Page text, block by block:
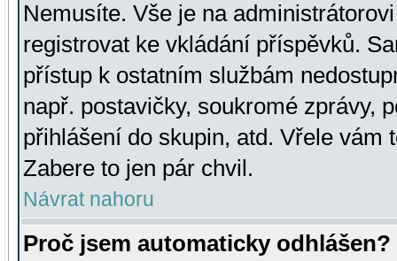
Nemusíte. Vše je na
registrovat ke vkládání příspěvků.
přístup k ostatním službám
např. postavičky, soukromé zprávy,
přihlášení do skupin, atd. Vřele vám
Zabere to jen pár chvil.
Návrat nahoru
Proč jsem automaticky odhlášen?